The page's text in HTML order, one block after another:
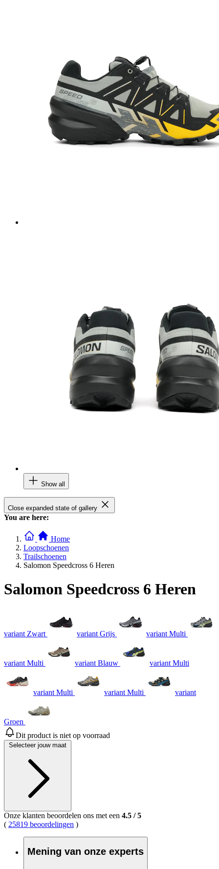
Show all
Close expanded state of gallery
You are here:
Home
Loopschoenen
Trailschoenen
Salomon Speedcross 6 Heren
Salomon Speedcross 6 Heren
variant Zwart variant Grijs variant Multi
variant Multi variant Blauw variant Multi
variant Multi variant Multi variant
Groen
Dit product is niet op voorraad
Selecteer jouw maat
Onze klanten beoordelen ons met een 4.5 /5
( 25819 beoordelingen )
Mening van onze experts